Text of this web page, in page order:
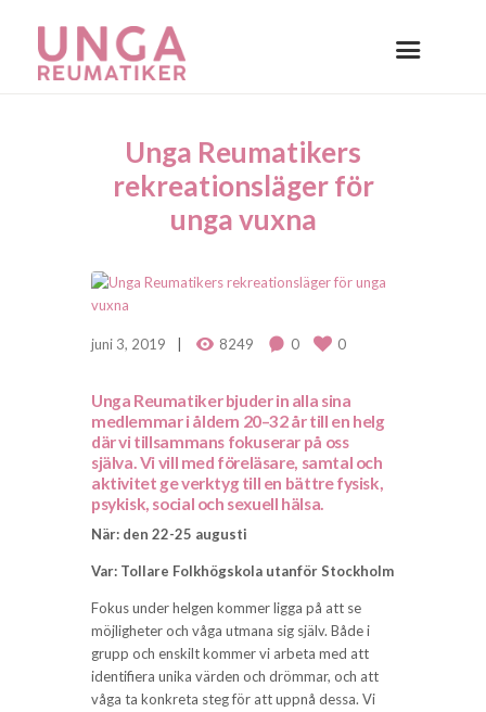
Unga Reumatikers
rekreationsläger för
unga vuxna
juni 3, 2019 8249 0 0
Unga Reumatiker bjuder in alla sina
medlemmar i åldern 20–32 år till en helg
där vi tillsammans fokuserar på oss
själva. Vi vill med föreläsare, samtal och
aktivitet ge verktyg till en bättre fysisk,
psykisk, social och sexuell hälsa.
När: den 22-25 augusti
Var: Tollare Folkhögskola utanför Stockholm
Fokus under helgen kommer ligga på att se
möjligheter och våga utmana sig själv. Både i
grupp och enskilt kommer vi arbeta med att
identifiera unika värden och drömmar, och att
våga ta konkreta steg för att uppnå dessa. Vi